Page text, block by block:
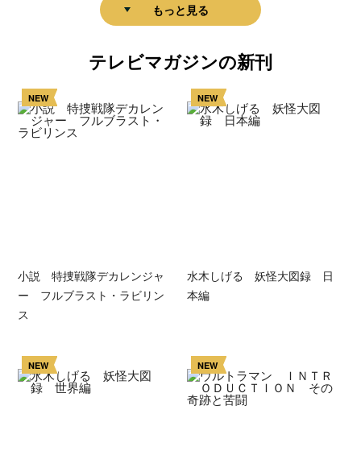
もっと見る
テレビマガジンの新刊
NEW
小説 特捜戦隊デカレンジャ
ー フルブラスト・ラビリン
ス
NEW
水木しげる 妖怪大図録 日
本編
NEW NEW